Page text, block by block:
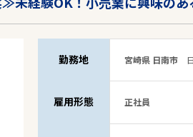
勤務地 宮崎県 日南市
雇用形態 正社員